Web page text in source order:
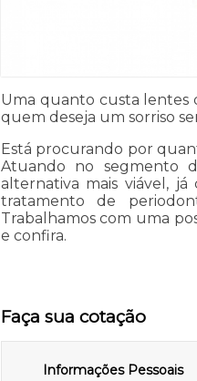
Uma quanto custa lentes
quem deseja um sorriso
Está procurando por
Atuando no segmento
alternativa mais viável,
tratamento de
Trabalhamos com uma
e confira.
Faça sua cotação
Informações Pessoais